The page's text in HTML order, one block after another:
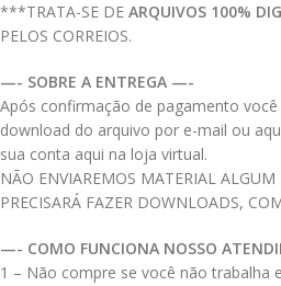
***TRATA-SE DE ARQUIVOS 100%
PELOS CORREIOS.
—- SOBRE A ENTREGA —-
Após confirmação de pagamento
download do arquivo por e-mail ou
sua conta aqui na loja virtual.
NÃO ENVIAREMOS MATERIAL ALGUM
PRECISARÁ FAZER DOWNLOADS,
—- COMO FUNCIONA NOSSO
1 – Não compre se você não trabalha